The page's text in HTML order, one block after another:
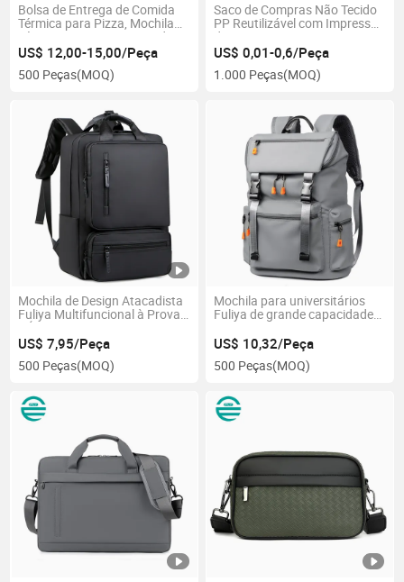
Bolsa de Entrega de Comida
Térmica para Pizza, Mochila
Térmica para Transporte de
Comida, Caixa Térmica para
Transporte de Alimentos
US$ 12,00-15,00/Peça
500 Peças(MOQ)
Saco de Compras Não Tecido
PP Reutilizável com Impressão
de Logotipo
US$ 0,01-0,6/Peça
1.000 Peças(MOQ)
Mochila de Design Atacadista
Fuliya Multifuncional à Prova
d'Água em Couro PU Preto
para Homens, Mochilas
Escolares para Laptop
US$ 7,95/Peça
500 Peças(MOQ)
Mochila para universitários
Fuliya de grande capacidade
prova d'água, mochila casual
para laptop para homens
US$ 10,32/Peça
500 Peças(MOQ)